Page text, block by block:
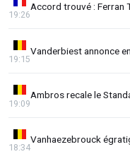
Accord trouvé : Ferran
19:26
Vanderbiest annonce
19:15
Ambros recale le
19:09
Vanhaezebrouck
18:34